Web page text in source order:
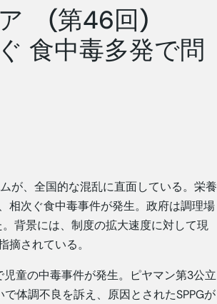
ア (第46回)
食中毒多発で問
が、全国的な混乱に直面している。栄養
相次ぐ食中毒事件が発生。政府は調理場
背景には、制度の拡大速度に対して現
されている。
童の中毒事件が発生。ピヤマン第3公立
体調不良を訴え、原因とされたSPPGが